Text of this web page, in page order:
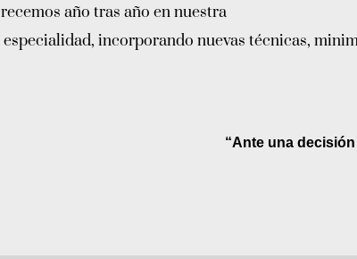
año tras año en nuestra
incorporando nuevas técnicas,
“Ante una